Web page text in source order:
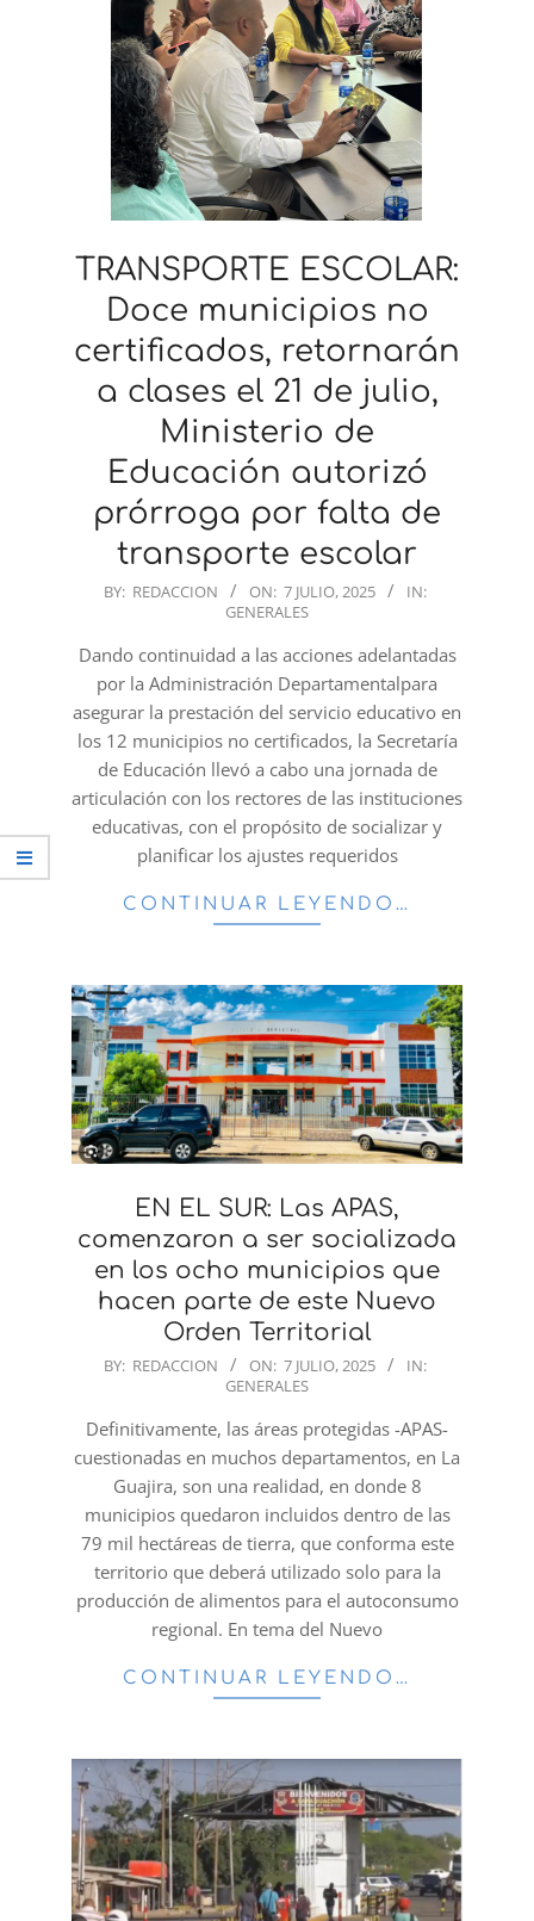
TRANSPORTE ESCOLAR:
Doce municipios no
certificados, retornarán
a clases el 21 de julio,
Ministerio de
Educación autorizó
prórroga por falta de
transporte escolar
2025-
07
BY: REDACCION ON: 7 JULIO, 2025
IN:
GENERALES
Dando continuidad a las acciones adelantadas
por la Administración Departamentalpara
asegurar la prestación del servicio educativo en
los 12 municipios no certificados, la Secretaría
de Educación llevó a cabo una jornada de
articulación con los rectores de las instituciones
educativas, con el propósito de socializar y
planificar los ajustes requeridos
CONTINUAR LEYENDO…
EN EL SUR: Las APAS,
comenzaron a ser socializada
en los ocho municipios que
hacen parte de este Nuevo
Orden Territorial
2025-
07
BY: REDACCION ON: 7 JULIO, 2025
IN:
GENERALES
Definitivamente, las áreas protegidas -APAS-
cuestionadas en muchos departamentos, en La
Guajira, son una realidad, en donde 8
municipios quedaron incluidos dentro de las
79 mil hectáreas de tierra, que conforma este
territorio que deberá utilizado solo para la
producción de alimentos para el autoconsumo
regional. En tema del Nuevo
CONTINUAR LEYENDO…